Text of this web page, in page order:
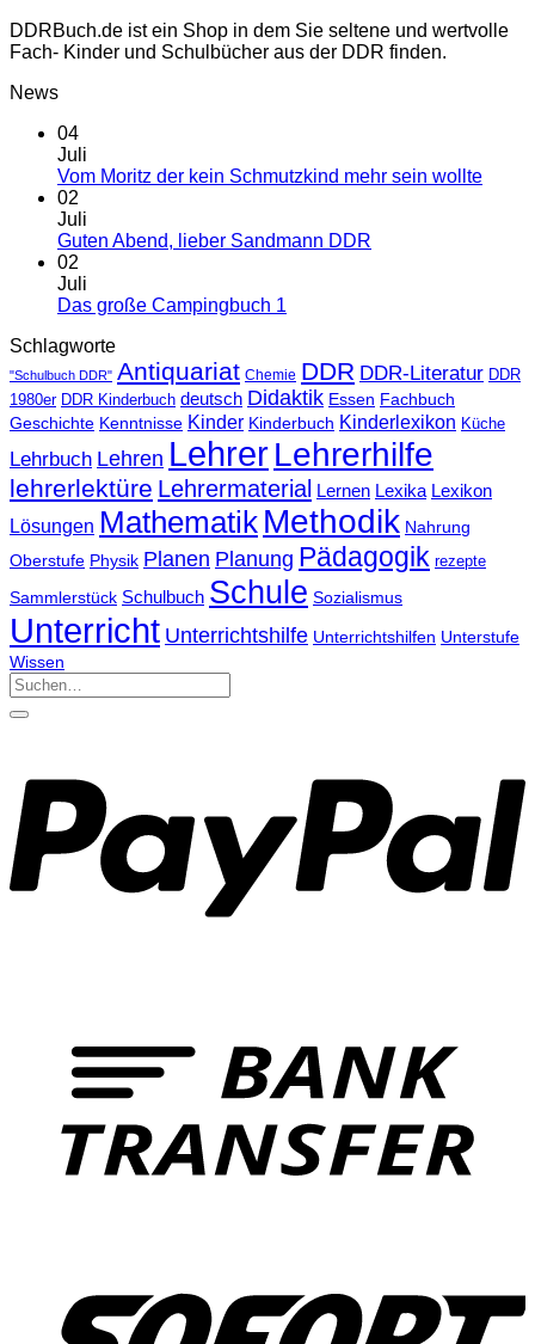
DDRBuch.de ist ein Shop in dem Sie seltene und wertvolle
Fach- Kinder und Schulbücher aus der DDR finden.
News
04
Juli
Vom Moritz der kein Schmutzkind mehr sein wollte
02
Juli
Guten Abend, lieber Sandmann DDR
02
Juli
Das große Campingbuch 1
Schlagworte
"Schulbuch DDR" Antiquariat Chemie DDR DDR-Literatur DDR
1980er DDR Kinderbuch deutsch Didaktik Essen Fachbuch
Geschichte Kenntnisse Kinder Kinderbuch Kinderlexikon Küche
Lehrbuch Lehren LehrerLehrerhilfe
lehrerlektüre Lehrermaterial Lernen Lexika Lexikon
Lösungen Mathematik Methodik Nahrung
Oberstufe Physik Planen Planung Pädagogik rezepte
Sammlerstück Schulbuch Schule Sozialismus
Unterricht Unterrichtshilfe Unterrichtshilfen Unterstufe
Wissen
Suchen
nach: